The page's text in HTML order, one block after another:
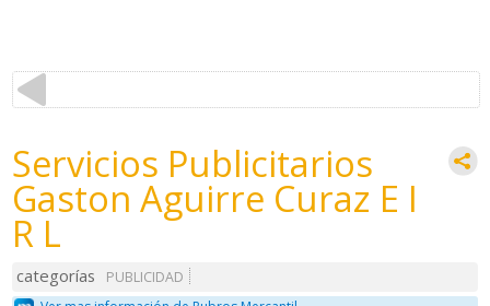
Servicios Publicitarios
Gaston Aguirre Curaz E I
R L
categorías
PUBLICIDAD